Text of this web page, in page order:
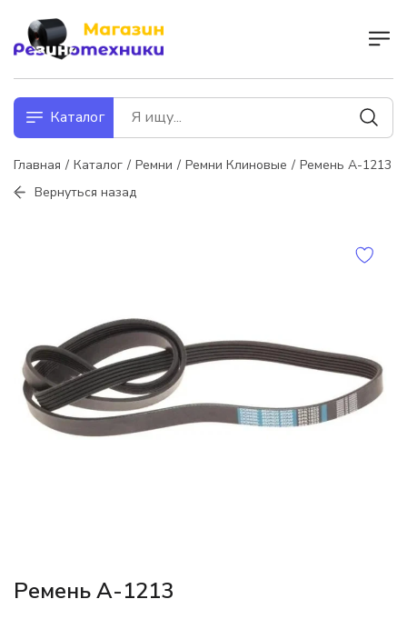
Каталог
Главная Каталог Ремни Ремни Клиновые
Ремень А-1213
Вернуться назад
Ремень А-1213